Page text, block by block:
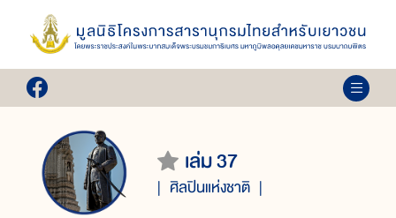
เล่ม 37
ศิลปินแห่งชาติ